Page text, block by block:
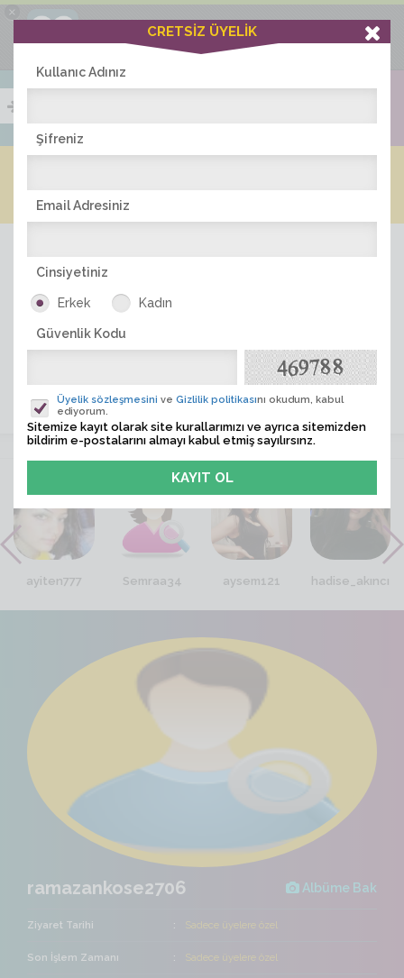
×
Ciddiask Uygulaması
+1 Hafta Gold Üyelik Kazan
Bedava - com.ciddi.ask
İNDİR
ÜYE ARA
VİTRİN
ayiten777 Semraa34 aysem121 hadise_akıncı
ramazankose2706 Albüme Bak
Ziyaret Tarihi Sadece üyelere özel
Son İşlem Zamanı Sadece üyelere özel
CRETSİZ ÜYELİK
Kullanıc Adınız
Şifreniz
Email Adresiniz
Cinsiyetiniz
Erkek Kadın
Güvenlik Kodu
Üyelik sözleşmesini ve Gizlilik politikasını okudum, kabul
ediyorum.
Sitemize kayıt olarak site kurallarımızı ve ayrıca sitemizden
bildirim e-postalarını almayı kabul etmiş sayılırsınz.